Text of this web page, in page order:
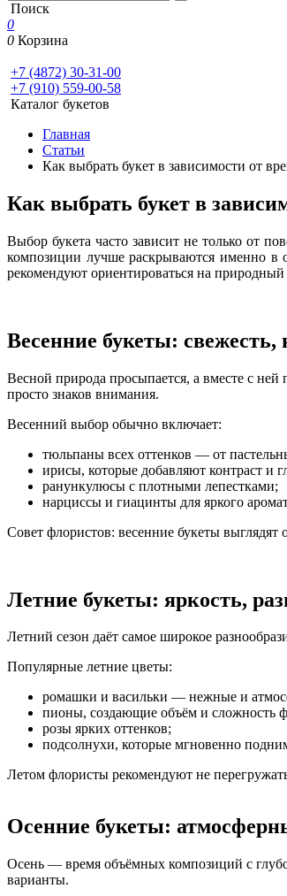
Поиск
0
0 Корзина
+7 (4872) 30-31-00
+7 (910) 559-00-58
Каталог букетов
Главная
Статьи
Как выбрать букет в зависимости от
Как выбрать букет в
Выбор букета часто зависит не только от
композиции лучше раскрываются именно в
рекомендуют ориентироваться на
Весенние букеты: свежесть,
Весной природа просыпается, а вместе с
просто знаков внимания.
Весенний выбор обычно включает:
тюльпаны всех оттенков — от
ирисы, которые добавляют контраст и
ранункулюсы с плотными лепестками;
нарциссы и гиацинты для яркого
Совет флористов: весенние букеты
Летние букеты: яркость,
Летний сезон даёт самое широкое
Популярные летние цветы:
ромашки и васильки — нежные и
пионы, создающие объём и сложность
розы ярких оттенков;
подсолнухи, которые мгновенно
Летом флористы рекомендуют не
Осенние букеты:
Осень — время объёмных композиций с
варианты.